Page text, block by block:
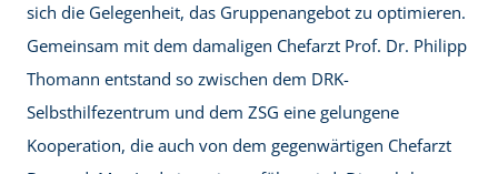
sich die Gelegenheit, das Gruppenangebot zu optimieren.
Gemeinsam mit dem damaligen Chefarzt Prof. Dr. Philipp
Thomann entstand so zwischen dem DRK-
Selbsthilfezentrum und dem ZSG eine gelungene
Kooperation, die auch von dem gegenwärtigen Chefarzt